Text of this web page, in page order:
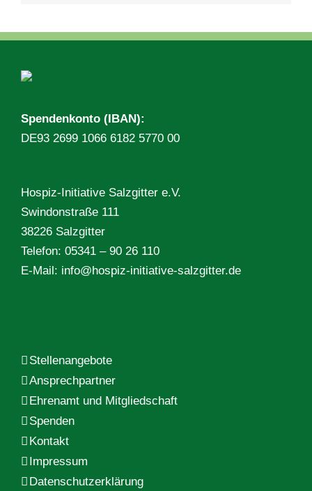
Spendenkonto (IBAN):
DE93 2699 1066 6182 5770 00
Hospiz-Initiative Salzgitter e.V.
Swindonstraße 111
38226 Salzgitter
Telefon: 05341 – 90 26 110
E-Mail: info@hospiz-initiative-salzgitter.de
Stellenangebote
Ansprechpartner
Ehrenamt und Mitgliedschaft
Spenden
Kontakt
Impressum
Datenschutzerklärung